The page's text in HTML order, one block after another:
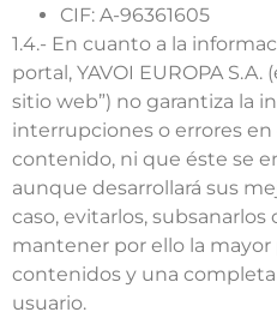
CIF: A-96361605
1.4.- En cuanto a la
portal, YAVOI EUROPA
sitio web”) no garantiza la
interrupciones o errores en
contenido, ni que éste se
aunque desarrollará sus
caso, evitarlos,
mantener por ello la mayor
contenidos y una
usuario.